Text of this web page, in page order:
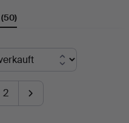
(50)
2